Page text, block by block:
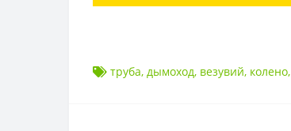
труба, дымоход, везувий, колено,